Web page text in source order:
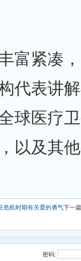
富紧凑
代表讲
球医疗
以及其
危机时期有关爱的勇气下一
密码: